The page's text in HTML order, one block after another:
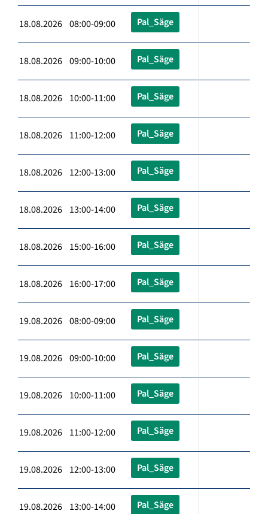
18.08.2026 08:00-09:00 Pal_Säge
18.08.2026 09:00-10:00 Pal_Säge
18.08.2026 10:00-11:00 Pal_Säge
18.08.2026 11:00-12:00 Pal_Säge
18.08.2026 12:00-13:00 Pal_Säge
18.08.2026 13:00-14:00 Pal_Säge
18.08.2026 15:00-16:00 Pal_Säge
18.08.2026 16:00-17:00 Pal_Säge
19.08.2026 08:00-09:00 Pal_Säge
19.08.2026 09:00-10:00 Pal_Säge
19.08.2026 10:00-11:00 Pal_Säge
19.08.2026 11:00-12:00 Pal_Säge
19.08.2026 12:00-13:00 Pal_Säge
19.08.2026 13:00-14:00 Pal_Säge